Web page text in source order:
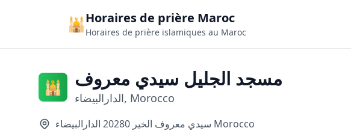
🕌Horaires de prière Maroc
Horaires de prière islamiques au Maroc
🕌 مسجد الجليل سيدي معروف
الدارالبيضاء, Morocco
سيدي معروف الخير 20280 الدارالبيضاء Morocco